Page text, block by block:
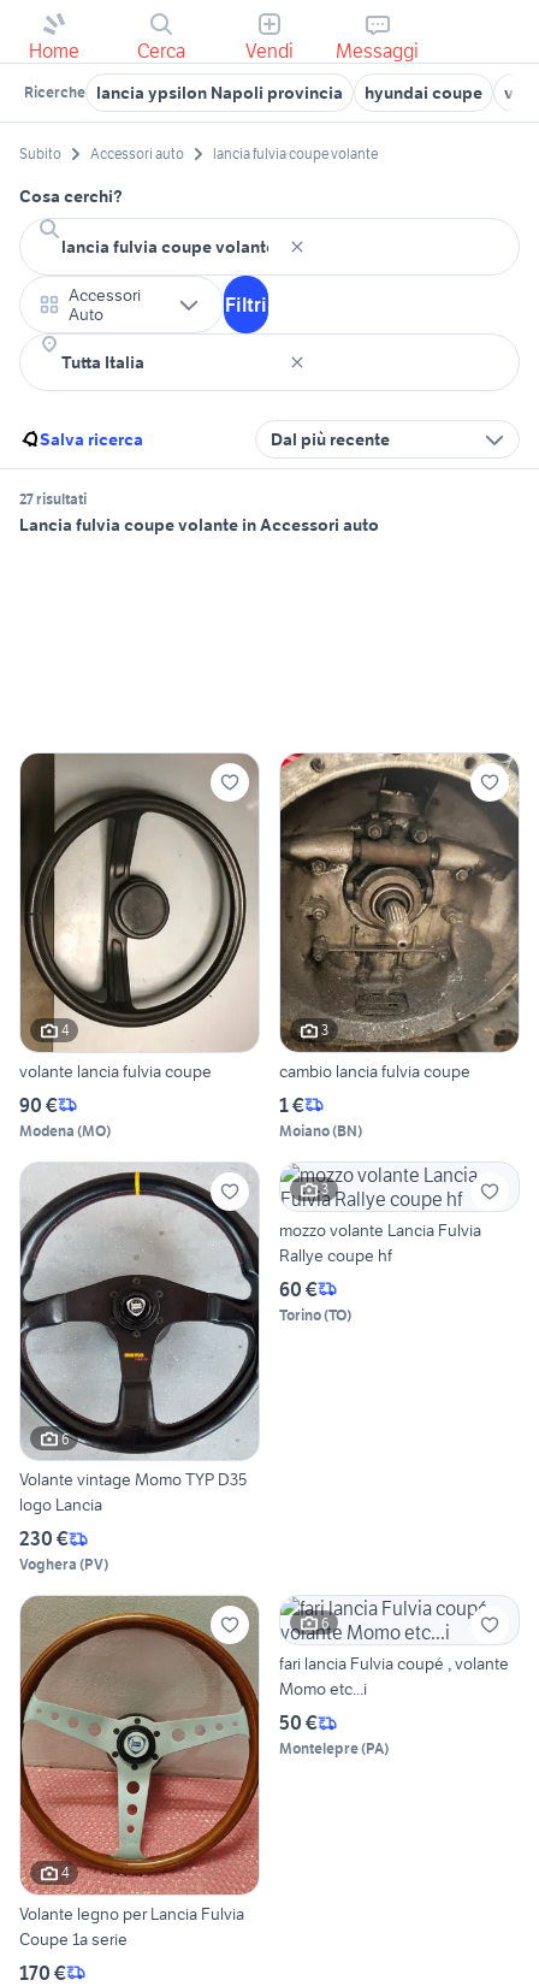
Home Cerca Vendi Messaggi
Ricerche lancia ypsilon Napoli provincia hyundai coupe
Subito Accessori auto lancia fulvia coupe volante
Cosa cerchi?
Accessori
Auto
Filtri
Salva ricerca Dal più recente
27 risultati
Lancia fulvia coupe volante in Accessori auto
4
volante lancia fulvia coupe
90 €
Modena (MO)
3
cambio lancia fulvia coupe
1 €
Moiano(BN)
6
Volante vintage Momo TYP D35
logo Lancia
230 €
Voghera (PV)
3
mozzo volante Lancia Fulvia
Rallye coupe hf
60 €
Torino(TO)
4
Volante legno per Lancia Fulvia
Coupe 1a serie
170 €
6
fari lancia Fulvia coupé , volante
Momo etc...i
50 €
Montelepre(PA)